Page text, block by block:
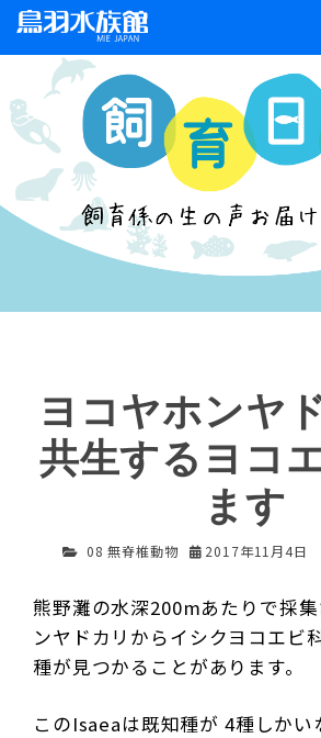
ヨコヤホンヤ
共生するヨコ
ます
08 無脊椎動物 2017年11月4日
熊野灘の水深200mあたりで採
ンヤドカリからイシクヨコエビ
種が見つかることがあります。
このIsaeaは既知種が 4種しかい